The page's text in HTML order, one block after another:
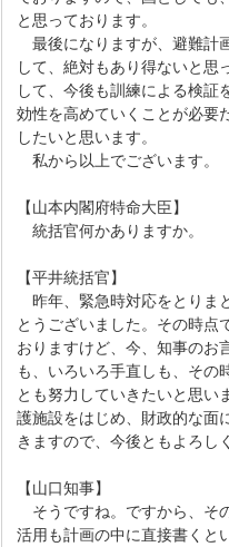
と思っております。
最後になりますが、避難計
して、絶対もあり得ないと思
して、今後も訓練による検証
効性を高めていくことが必要
したいと思います。
私から以上でございます。
【山本内閣府特命大臣】
統括官何かありますか。
【平井統括官】
昨年、緊急時対応をとりま
とうございました。その時点
おりますけど、今、知事のお
も、いろいろ手直しも、その
とも努力していきたいと思い
護施設をはじめ、財政的な面
きますので、今後ともよろし
【山口知事】
そうですね。ですから、そ
活用も計画の中に直接書くと